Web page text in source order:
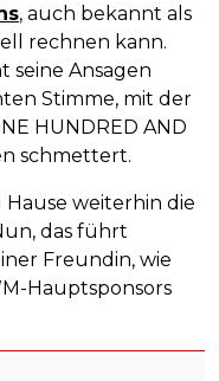
, auch bekannt als
rechnen kann.
seine Ansagen
Stimme, mit der
HUNDRED AND
schmettert.
Hause weiterhin die
das führt
Freundin, wie
Hauptsponsors